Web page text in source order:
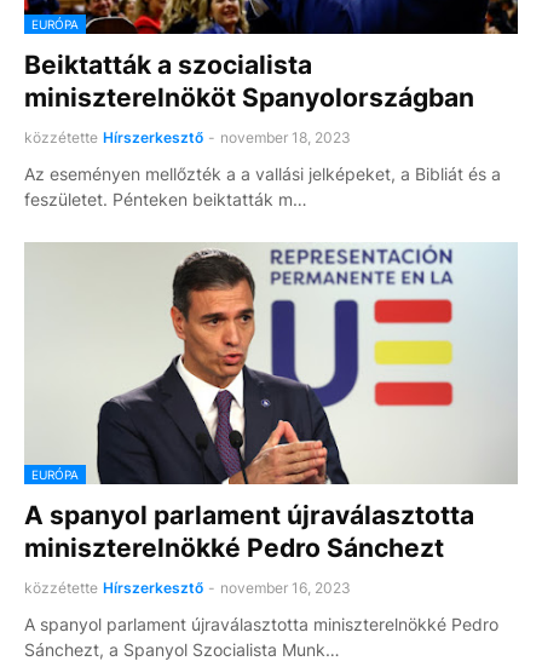
EURÓPA
Beiktatták a szocialista
miniszterelnököt Spanyolországban
közzétette Hírszerkesztő - november 18, 2023
Az eseményen mellőzték a a vallási jelképeket, a Bibliát és a
feszületet. Pénteken beiktatták m…
EURÓPA
A spanyol parlament újraválasztotta
miniszterelnökké Pedro Sánchezt
közzétette Hírszerkesztő - november 16, 2023
A spanyol parlament újraválasztotta miniszterelnökké Pedro
Sánchezt, a Spanyol Szocialista Munk…